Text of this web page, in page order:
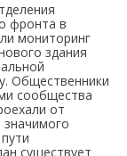
фронта в
мониторинг
здания
Общественники
сообщества
от
значимого
существует